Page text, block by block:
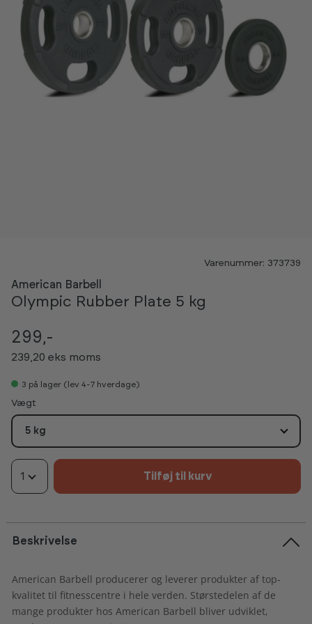
Varenummer: 373739
American Barbell
Olympic Rubber Plate 5 kg
299,-
239,20 eks moms
3 på lager (lev 4-7 hverdage)
Vælg
Vægt
5 kg
1 Tilføj til kurv
Beskrivelse
American Barbell producerer og leverer produkter af top-
kvalitet til fitnesscentre i hele verden. Størstedelen af de
mange produkter hos American Barbell bliver udviklet,